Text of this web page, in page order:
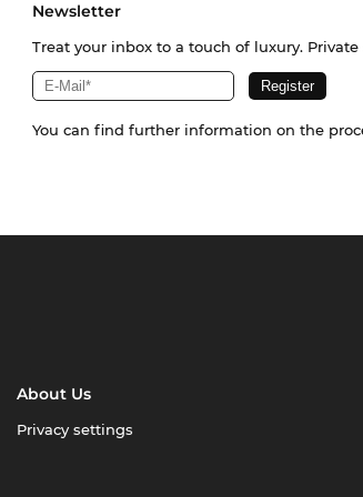
Newsletter
Treat your inbox to a touch of luxury.
You can find further information on the
About Us
Privacy settings